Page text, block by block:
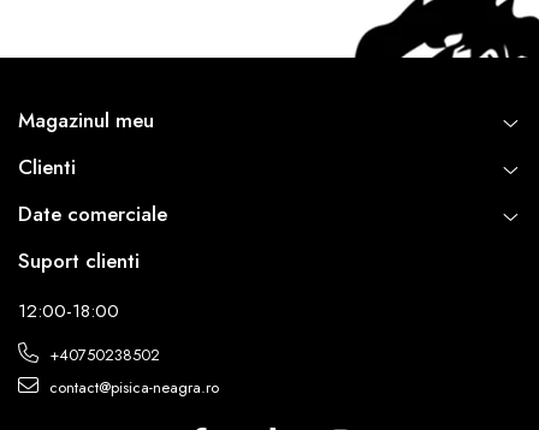
Magazinul meu
Clienti
Date comerciale
Suport clienti
12:00-18:00
+40750238502
contact@pisica-neagra.ro